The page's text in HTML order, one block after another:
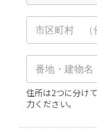
住所は2つに分け
力ください。